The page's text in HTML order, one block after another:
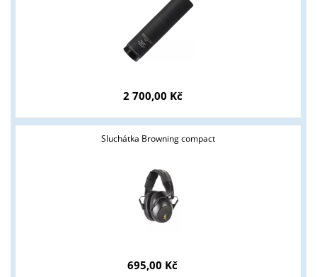
2 700,00 Kč
Sluchátka Browning compact
695,00 Kč